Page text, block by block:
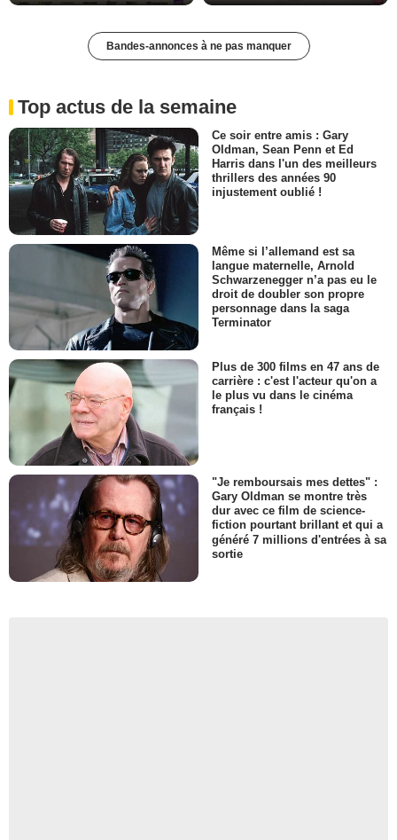
Bandes-annonces à ne pas manquer
Top actus de la semaine
Ce soir entre amis : Gary
Oldman, Sean Penn et Ed
Harris dans l'un des meilleurs
thrillers des années 90
injustement oublié !
Même si l’allemand est sa
langue maternelle, Arnold
Schwarzenegger n’a pas eu le
droit de doubler son propre
personnage dans la saga
Terminator
Plus de 300 films en 47 ans de
carrière : c'est l'acteur qu'on a
le plus vu dans le cinéma
français !
"Je remboursais mes dettes" :
Gary Oldman se montre très
dur avec ce film de science-
fiction pourtant brillant et qui a
généré 7 millions d'entrées à sa
sortie